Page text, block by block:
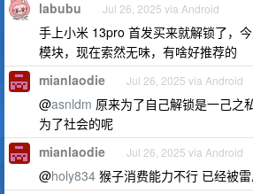
labubu Jul 26, 2025 via Android
手上小米 13pro 首发买来就解锁了，
模块，现在索然无味，有啥好推荐的
mianlaodie Jul 26, 2025 via Android
@asnldm 原来为了自己解锁是一己之
为了社会的呢
mianlaodie Jul 26, 2025 via Android
@holy834 猴子消费能力不行 已经被